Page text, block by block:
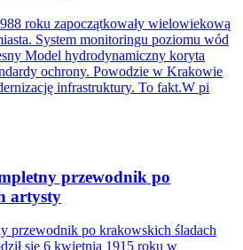
roku zapoczątkowały wielowiekową
System monitoringu poziomu wód
Model hydrodynamiczny koryta
ochrony. Powodzie w Krakowie
infrastruktury. To fakt.W pi
przewodnik po
artysty
przewodnik po krakowskich śladach
się 6 kwietnia 1915 roku w